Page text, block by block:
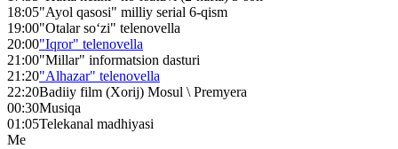
18:05"Ayol qasosi" milliy serial 6-qism
19:00"Otalar so‘zi" telenovella
20:00"Iqror" telenovella
21:00"Millar" informatsion dasturi
21:20"Alhazar" telenovella
22:20Badiiy film (Xorij) Mosul \ Premyera
00:30Musiqa
01:05Telekanal madhiyasi
Me